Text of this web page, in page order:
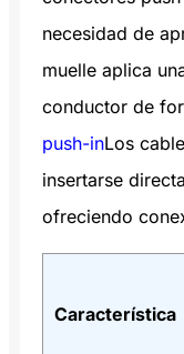
necesidad de
muelle aplica
conductor de
push-inLos
insertarse
ofreciendo
Característica